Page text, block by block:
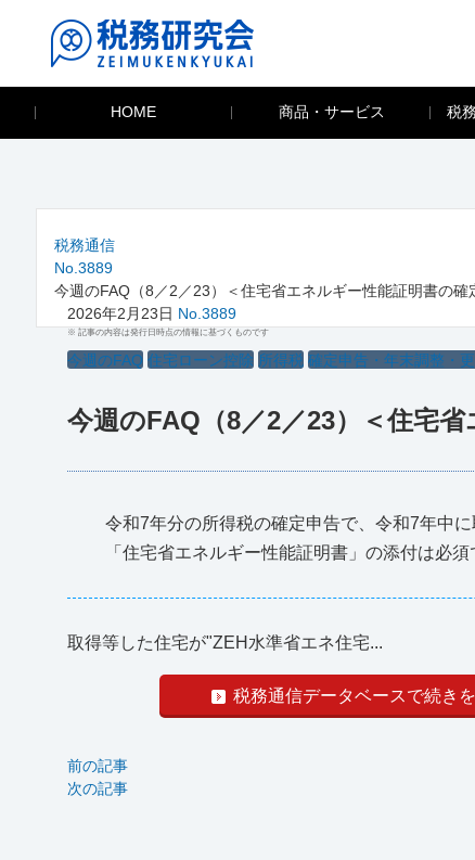
HOME 商品・サービス 税
税務通信
No.3889
今週のFAQ（8／2／23）＜住宅省エネルギー性能証明書の確
2026年2月23日 No.3889
※ 記事の内容は発行日時点の情報に基づくものです
今週のFAQ 住宅ローン控除 所得税 確定申告・年末調整・
今週のFAQ（8／2／23）＜住宅
令和7年分の所得税の確定申告で、令和7年中
「住宅省エネルギー性能証明書」の添付は必須
取得等した住宅が"ZEH水準省エネ住宅...
税務通信データベースで続き
前の記事
次の記事